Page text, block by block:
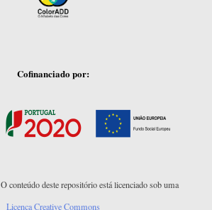
Cofinanciado por:
O conteúdo deste repositório está licenciado sob uma
Licença Creative Commons